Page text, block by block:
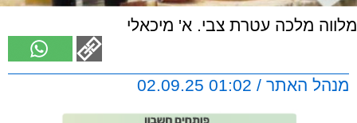
מלווה מלכה עטרת צבי. א' מיכאלי
מנהל האתר / 01:02 02.09.25